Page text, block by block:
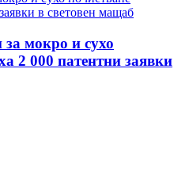
мокро и сухо
2 000 патентни заявки